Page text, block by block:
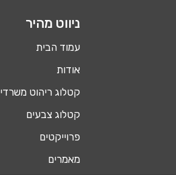
ניווט מהיר
עמוד הבית
אודות
קטלוג ריהוט משרדי
קטלוג צבעים
פרוייקטים
מאמרים